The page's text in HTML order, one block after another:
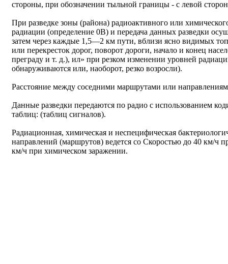
стороны, при обозначении тыльной границы - с левой
При разведке зоны (района) радиоактивного или
радиации (определение 0В) и передача данных разведки
затем через каждые 1,5—2 км пути, вблизи ясно видимых
или перекресток дорог, поворот дороги, начало и конец
преграду и т. д.), ил» при резком изменении уровней
обнаруживаются или, наоборот, резко возросли).
Расстояние между соседними маршрутами или
Данные разведки передаются по радио с использованием
таблиц: (таблиц сигналов).
Радиационная, химическая и неспецифическая
направлений (маршрутов) ведется со Скоростью до 40 км/ч
км/ч при химическом заражении.